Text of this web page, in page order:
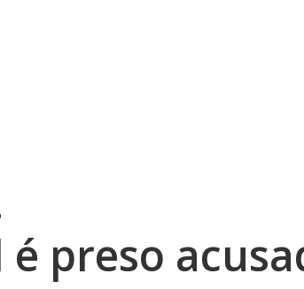
é preso